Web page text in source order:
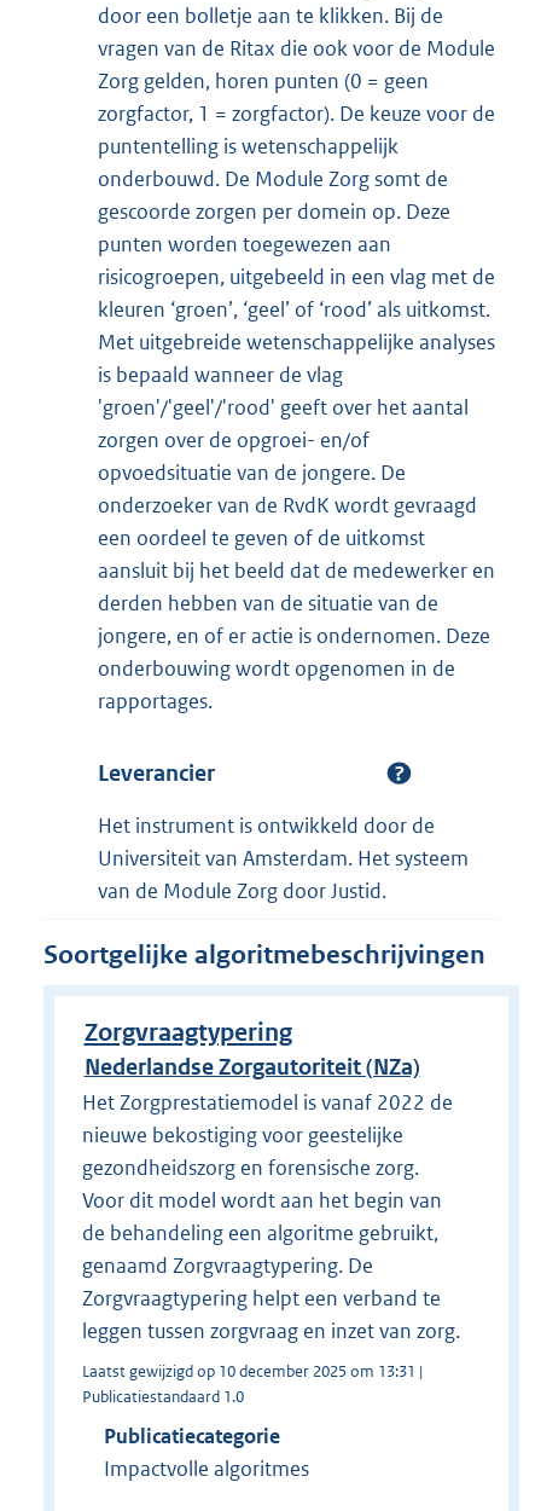
door een bolletje aan te klikken. Bij de
vragen van de Ritax die ook voor de Module
Zorg gelden, horen punten (0 = geen
zorgfactor, 1 = zorgfactor). De keuze voor de
puntentelling is wetenschappelijk
onderbouwd. De Module Zorg somt de
gescoorde zorgen per domein op. Deze
punten worden toegewezen aan
risicogroepen, uitgebeeld in een vlag met de
kleuren ‘groen’, ‘geel’ of ‘rood’ als uitkomst.
Met uitgebreide wetenschappelijke analyses
is bepaald wanneer de vlag
'groen'/'geel'/'rood' geeft over het aantal
zorgen over de opgroei- en/of
opvoedsituatie van de jongere. De
onderzoeker van de RvdK wordt gevraagd
een oordeel te geven of de uitkomst
aansluit bij het beeld dat de medewerker en
derden hebben van de situatie van de
jongere, en of er actie is ondernomen. Deze
onderbouwing wordt opgenomen in de
rapportages.
Leverancier
Het instrument is ontwikkeld door de
Universiteit van Amsterdam. Het systeem
van de Module Zorg door Justid.
Soortgelijke algoritmebeschrijvingen
Zorgvraagtypering
Nederlandse Zorgautoriteit (NZa)
Het Zorgprestatiemodel is vanaf 2022 de
nieuwe bekostiging voor geestelijke
gezondheidszorg en forensische zorg.
Voor dit model wordt aan het begin van
de behandeling een algoritme gebruikt,
genaamd Zorgvraagtypering. De
Zorgvraagtypering helpt een verband te
leggen tussen zorgvraag en inzet van zorg.
Laatst gewijzigd op 10 december 2025 om 13:31 |
Publicatiestandaard 1.0
Publicatiecategorie
Impactvolle algoritmes